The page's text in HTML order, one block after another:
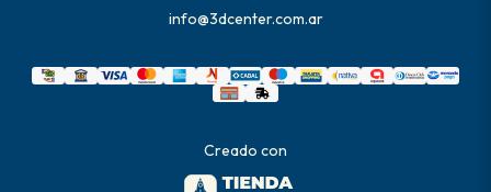
info@3dcenter.com.ar
Creado con